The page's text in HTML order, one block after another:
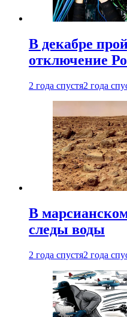
В декабре
отключение
2 года спустя2 года
В
следы воды
2 года спустя2 года